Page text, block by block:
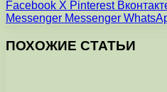
Facebook X Pinterest
Messenger Messenger
ПОХОЖИЕ СТАТЬИ